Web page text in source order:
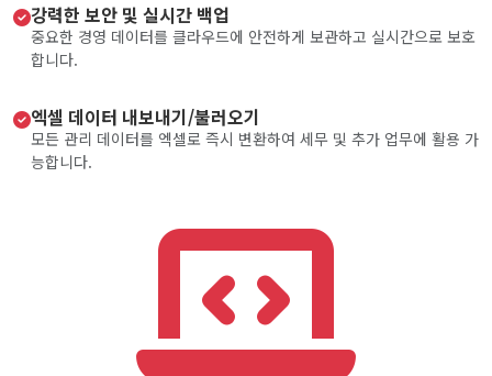
강력한 보안 및 실시간 백업
중요한 경영 데이터를 클라우드에 안전하게 보관하고 실시간으로 보호
합니다.
엑셀 데이터 내보내기/불러오기
모든 관리 데이터를 엑셀로 즉시 변환하여 세무 및 추가 업무에 활용 가
능합니다.